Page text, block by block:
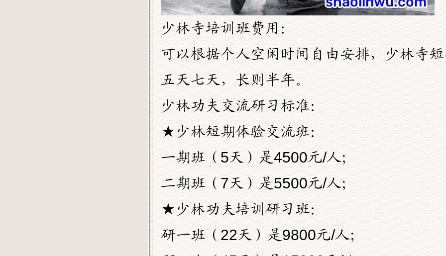
少林寺培训班费用：
可以根据个人空闲时间自由安排，少林寺
五天七天，长则半年。
少林功夫交流研习标准：
★少林短期体验交流班：
一期班（5天）是4500元/人；
二期班（7天）是5500元/人；
★少林功夫培训研习班：
研一班（22天）是9800元/人；